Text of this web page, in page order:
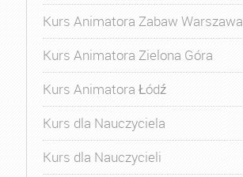
Kurs Animatora Zabaw Warszawa
Kurs Animatora Zielona Góra
Kurs Animatora Łódź
Kurs dla Nauczyciela
Kurs dla Nauczycieli